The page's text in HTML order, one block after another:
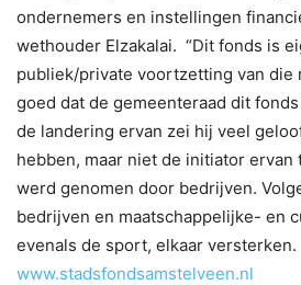
ondernemers en instellingen
wethouder Elzakalai. “Dit fonds is
publiek/private voortzetting van die
goed dat de gemeenteraad dit
de landering ervan zei hij veel
hebben, maar niet de initiator
werd genomen door bedrijven.
bedrijven en maatschappelijke- en
evenals de sport, elkaar versterken.
www.stadsfondsamstelveen.nl